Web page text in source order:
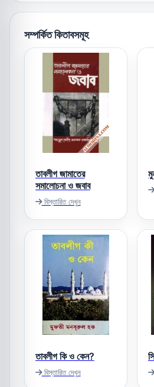
সম্পর্কিত কিতাবসমূহ
তাবলীগ জামাতের
সমালোচনা ও জবাব
বিস্তারিত দেখুন
তাবলীগ কি ও কেন?
বিস্তারিত দেখুন